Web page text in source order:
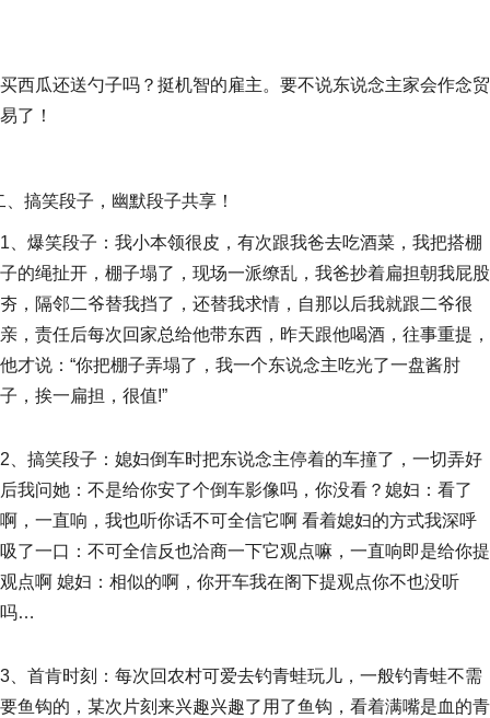
买西瓜还送勺子吗？挺机智的雇主。要不说东说念主家会作念贸
易了！
、搞笑段子，幽默段子共享！
1、爆笑段子：我小本领很皮，有次跟我爸去吃酒菜，我把搭棚
子的绳扯开，棚子塌了，现场一派缭乱，我爸抄着扁担朝我屁股
夯，隔邻二爷替我挡了，还替我求情，自那以后我就跟二爷很
亲，责任后每次回家总给他带东西，昨天跟他喝酒，往事重提，
他才说：“你把棚子弄塌了，我一个东说念主吃光了一盘酱肘
子，挨一扁担，很值!”
2、搞笑段子：媳妇倒车时把东说念主停着的车撞了，一切弄好
后我问她：不是给你安了个倒车影像吗，你没看？媳妇：看了
啊，一直响，我也听你话不可全信它啊 看着媳妇的方式我深呼
吸了一口：不可全信反也洽商一下它观点嘛，一直响即是给你提
观点啊 媳妇：相似的啊，你开车我在阁下提观点你不也没听
吗…
3、首肯时刻：每次回农村可爱去钓青蛙玩儿，一般钓青蛙不需
要鱼钩的，某次片刻来兴趣兴趣了用了鱼钩，看着满嘴是血的青